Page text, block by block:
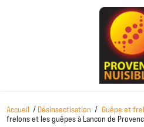
Accueil Désinsectisation Guêpe et
frelons et les guêpes à Lancon de
Panneau de gestion des cookies